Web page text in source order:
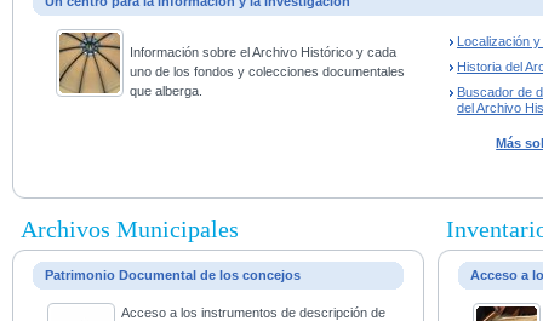
Información sobre el Archivo Histórico y cada
uno de los fondos y colecciones documentales
que alberga.
Localización
Historia del
Buscador de
del Archivo
Más
Archivos Municipales
Patrimonio Documental de los concejos
Acceso a los instrumentos de descripción de
Acceso a